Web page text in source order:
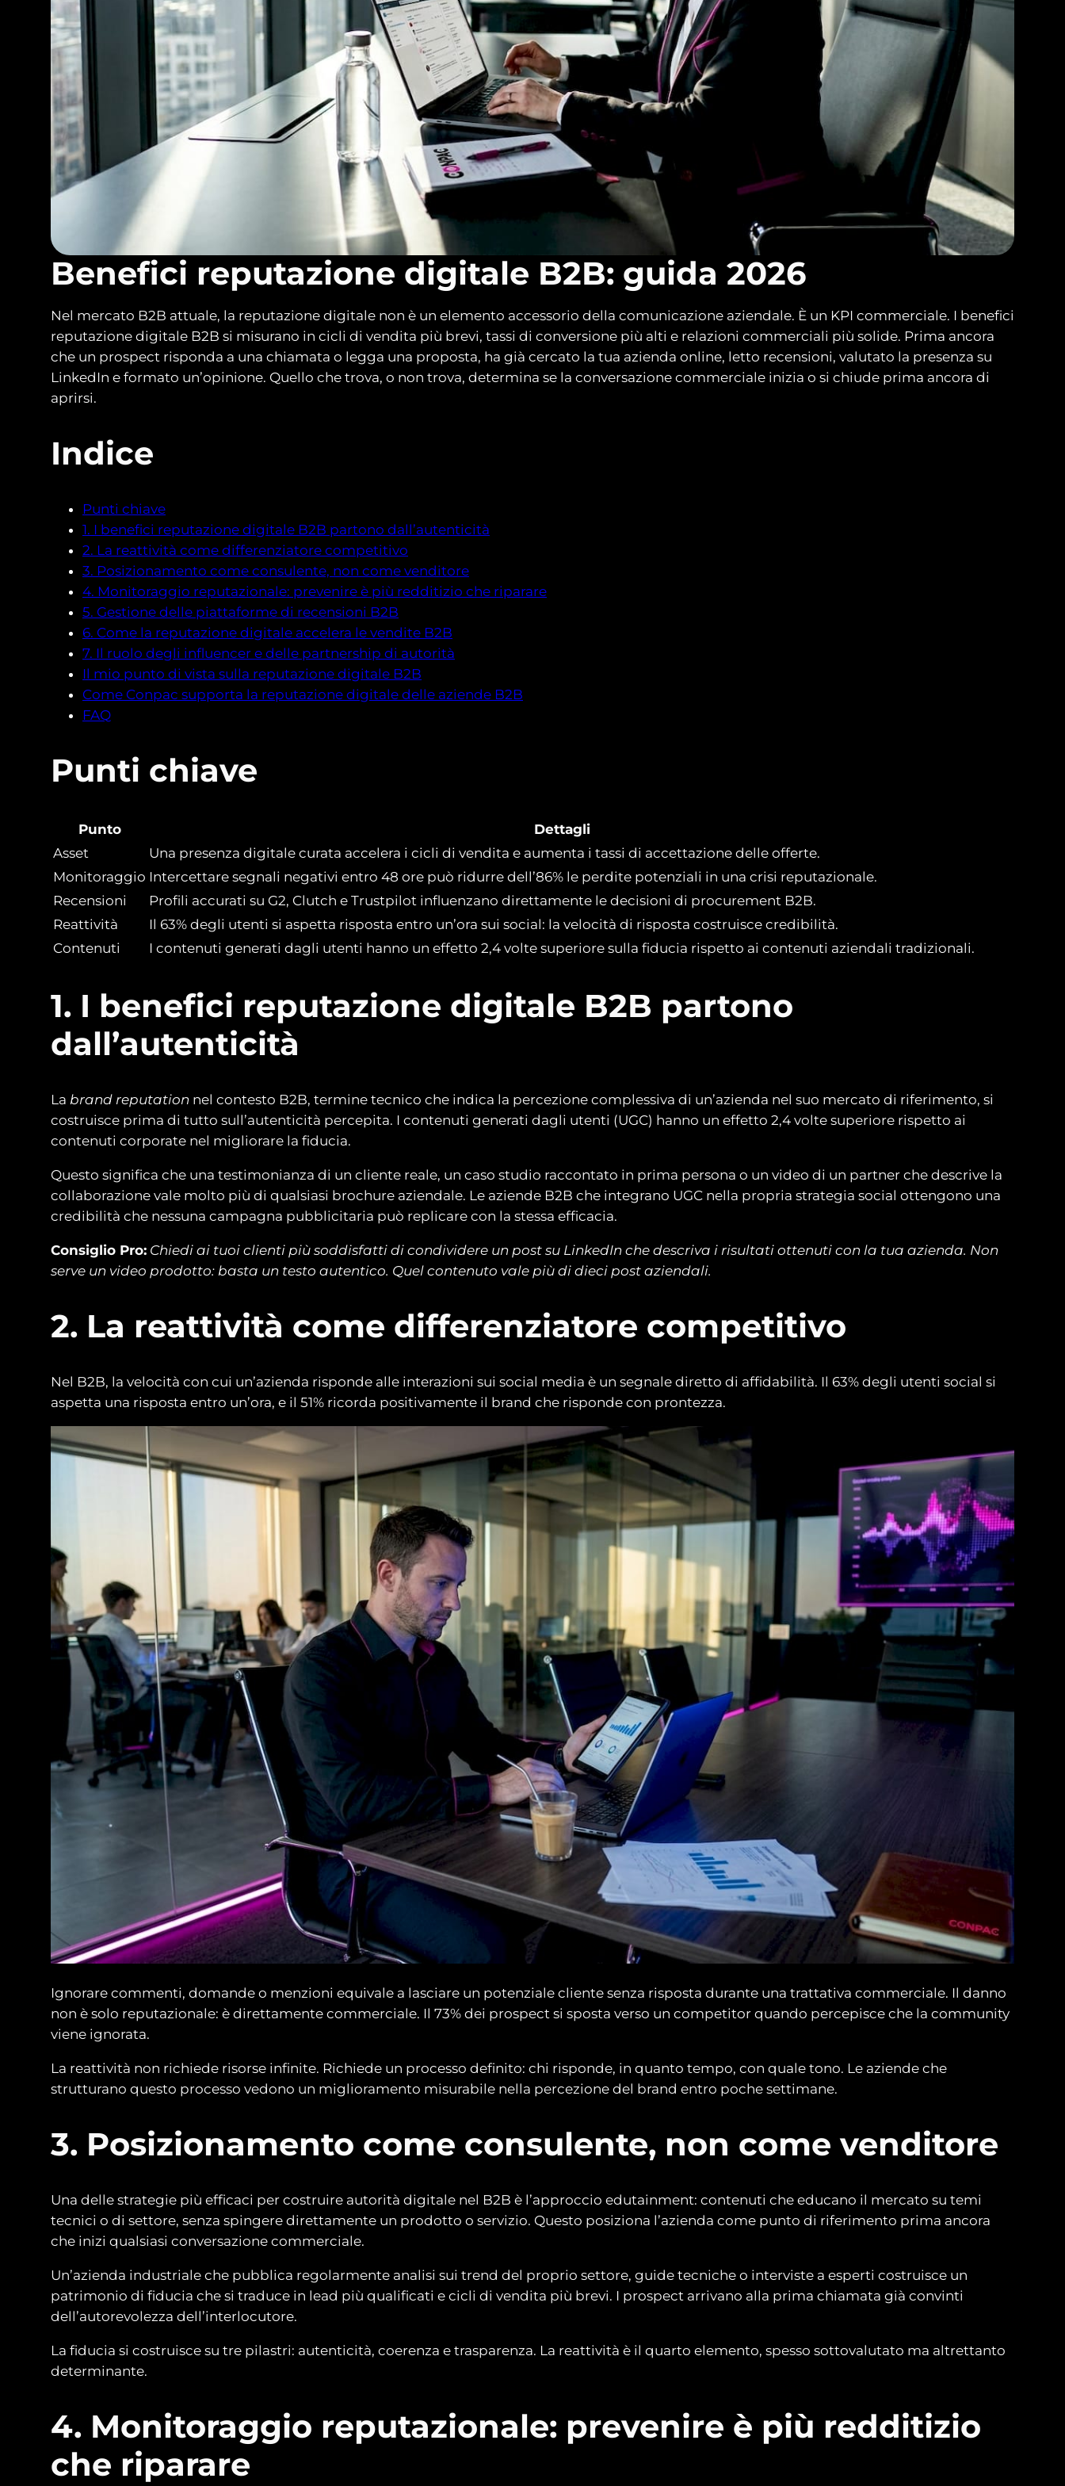
Benefici reputazione digitale B2B: guida 2026
Nel mercato B2B attuale, la reputazione digitale non è un elemento accessorio della comunicazione aziendale. È un KPI commerciale. I benefici
reputazione digitale B2B si misurano in cicli di vendita più brevi, tassi di conversione più alti e relazioni commerciali più solide. Prima ancora
che un prospect risponda a una chiamata o legga una proposta, ha già cercato la tua azienda online, letto recensioni, valutato la presenza su
LinkedIn e formato un’opinione. Quello che trova, o non trova, determina se la conversazione commerciale inizia o si chiude prima ancora di
aprirsi.
Indice
Punti chiave
1. I benefici reputazione digitale B2B partono dall’autenticità
2. La reattività come differenziatore competitivo
3. Posizionamento come consulente, non come venditore
4. Monitoraggio reputazionale: prevenire è più redditizio che riparare
5. Gestione delle piattaforme di recensioni B2B
6. Come la reputazione digitale accelera le vendite B2B
7. Il ruolo degli influencer e delle partnership di autorità
Il mio punto di vista sulla reputazione digitale B2B
Come Conpac supporta la reputazione digitale delle aziende B2B
FAQ
Punti chiave
Punto
Dettagli
Asset
Una presenza digitale curata accelera i cicli di vendita e aumenta i tassi di accettazione delle offerte.
Monitoraggio Intercettare segnali negativi entro 48 ore può ridurre dell’86% le perdite potenziali in una crisi reputazionale.
Recensioni
Profili accurati su G2, Clutch e Trustpilot influenzano direttamente le decisioni di procurement B2B.
Reattività
Il 63% degli utenti si aspetta risposta entro un’ora sui social: la velocità di risposta costruisce credibilità.
Contenuti
I contenuti generati dagli utenti hanno un effetto 2,4 volte superiore sulla fiducia rispetto ai contenuti aziendali tradizionali.
1. I benefici reputazione digitale B2B partono
dall’autenticità
La brand reputation nel contesto B2B, termine tecnico che indica la percezione complessiva di un’azienda nel suo mercato di riferimento, si
costruisce prima di tutto sull’autenticità percepita. I contenuti generati dagli utenti (UGC) hanno un effetto 2,4 volte superiore rispetto ai
contenuti corporate nel migliorare la fiducia.
Questo significa che una testimonianza di un cliente reale, un caso studio raccontato in prima persona o un video di un partner che descrive la
collaborazione vale molto più di qualsiasi brochure aziendale. Le aziende B2B che integrano UGC nella propria strategia social ottengono una
credibilità che nessuna campagna pubblicitaria può replicare con la stessa efficacia.
Consiglio Pro: Chiedi ai tuoi clienti più soddisfatti di condividere un post su LinkedIn che descriva i risultati ottenuti con la tua azienda. Non
serve un video prodotto: basta un testo autentico. Quel contenuto vale più di dieci post aziendali.
2. La reattività come differenziatore competitivo
Nel B2B, la velocità con cui un’azienda risponde alle interazioni sui social media è un segnale diretto di affidabilità. Il 63% degli utenti social si
aspetta una risposta entro un’ora, e il 51% ricorda positivamente il brand che risponde con prontezza.
Ignorare commenti, domande o menzioni equivale a lasciare un potenziale cliente senza risposta durante una trattativa commerciale. Il danno
non è solo reputazionale: è direttamente commerciale. Il 73% dei prospect si sposta verso un competitor quando percepisce che la community
viene ignorata.
La reattività non richiede risorse infinite. Richiede un processo definito: chi risponde, in quanto tempo, con quale tono. Le aziende che
strutturano questo processo vedono un miglioramento misurabile nella percezione del brand entro poche settimane.
3. Posizionamento come consulente, non come venditore
Una delle strategie più efficaci per costruire autorità digitale nel B2B è l’approccio edutainment: contenuti che educano il mercato su temi
tecnici o di settore, senza spingere direttamente un prodotto o servizio. Questo posiziona l’azienda come punto di riferimento prima ancora
che inizi qualsiasi conversazione commerciale.
Un’azienda industriale che pubblica regolarmente analisi sui trend del proprio settore, guide tecniche o interviste a esperti costruisce un
patrimonio di fiducia che si traduce in lead più qualificati e cicli di vendita più brevi. I prospect arrivano alla prima chiamata già convinti
dell’autorevolezza dell’interlocutore.
La fiducia si costruisce su tre pilastri: autenticità, coerenza e trasparenza. La reattività è il quarto elemento, spesso sottovalutato ma altrettanto
determinante.
4. Monitoraggio reputazionale: prevenire è più redditizio
che riparare